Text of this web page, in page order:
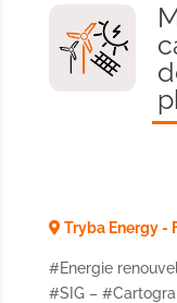
Tryba Energy -
#Energie
#SIG –